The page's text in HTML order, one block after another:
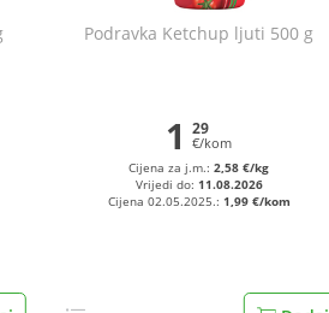
Podravka Ketchup ljuti 500 g
1 29
€/kom
Cijena za j.m.:2,58 €/kg
Vrijedi do: 11.08.2026
Cijena 02.05.2025.: 1,99 €/kom